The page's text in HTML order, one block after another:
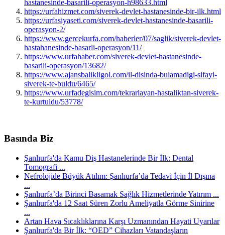
hastanesinde-basarili-operasyon-h98633.html
https://urfahizmet.com/siverek-devlet-hastanesinde-bir-ilk.html
https://urfasiyaseti.com/siverek-devlet-hastanesinde-basarili-
operasyon-2/
https://www.gercekurfa.com/haberler/07/saglik/siverek-devlet-
hastahanesinde-basarli-operasyon/11/
https://www.urfahaber.com/siverek-devlet-hastanesinde-
basarili-operasyon/13682/
https://www.ajansbalikligol.com/il-disinda-bulamadigi-sifayi-
siverek-te-buldu/6465/
https://www.urfadegisim.com/tekrarlayan-hastaliktan-siverek-
te-kurtuldu/53778/
Basında Biz
Şanlıurfa'da Kamu Diş Hastanelerinde Bir İlk: Dental
Tomografi ...
Nefrolojide Büyük Atılım: Şanlıurfa’da Tedavi İçin İl Dışına
...
Şanlıurfa’da Birinci Basamak Sağlık Hizmetlerinde Yatırım ...
Şanlıurfa'da 12 Saat Süren Zorlu Ameliyatla Görme Sinirine
...
Artan Hava Sıcaklıklarına Karşı Uzmanından Hayati Uyarılar
Şanlıurfa'da Bir İlk: “OED” Cihazları Vatandaşların